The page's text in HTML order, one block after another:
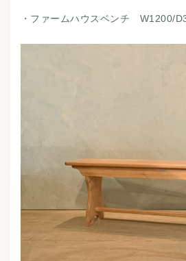
・ファームハウスベンチ W1200/